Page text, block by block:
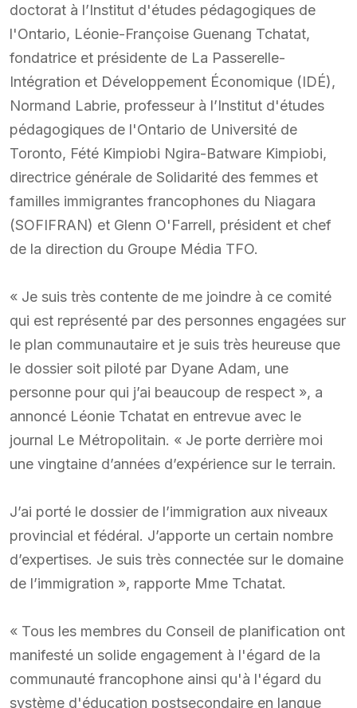
doctorat à l’Institut d'études pédagogiques de
l'Ontario, Léonie-Françoise Guenang Tchatat,
fondatrice et présidente de La Passerelle-
Intégration et Développement Économique (IDÉ),
Normand Labrie, professeur à l’Institut d'études
pédagogiques de l'Ontario de Université de
Toronto, Fété Kimpiobi Ngira-Batware Kimpiobi,
directrice générale de Solidarité des femmes et
familles immigrantes francophones du Niagara
(SOFIFRAN) et Glenn O'Farrell, président et chef
de la direction du Groupe Média TFO.
« Je suis très contente de me joindre à ce comité
qui est représenté par des personnes engagées sur
le plan communautaire et je suis très heureuse que
le dossier soit piloté par Dyane Adam, une
personne pour qui j’ai beaucoup de respect », a
annoncé Léonie Tchatat en entrevue avec le
journal Le Métropolitain. « Je porte derrière moi
une vingtaine d’années d’expérience sur le terrain.
J’ai porté le dossier de l’immigration aux niveaux
provincial et fédéral. J’apporte un certain nombre
d’expertises. Je suis très connectée sur le domaine
de l’immigration », rapporte Mme Tchatat.
« Tous les membres du Conseil de planification ont
manifesté un solide engagement à l'égard de la
communauté francophone ainsi qu'à l'égard du
système d'éducation postsecondaire en langue